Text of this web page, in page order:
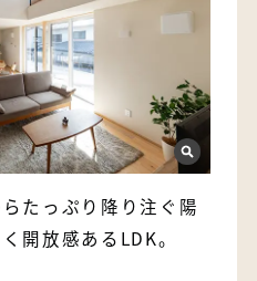
たっぷり降り注ぐ陽
開放感あるLDK。